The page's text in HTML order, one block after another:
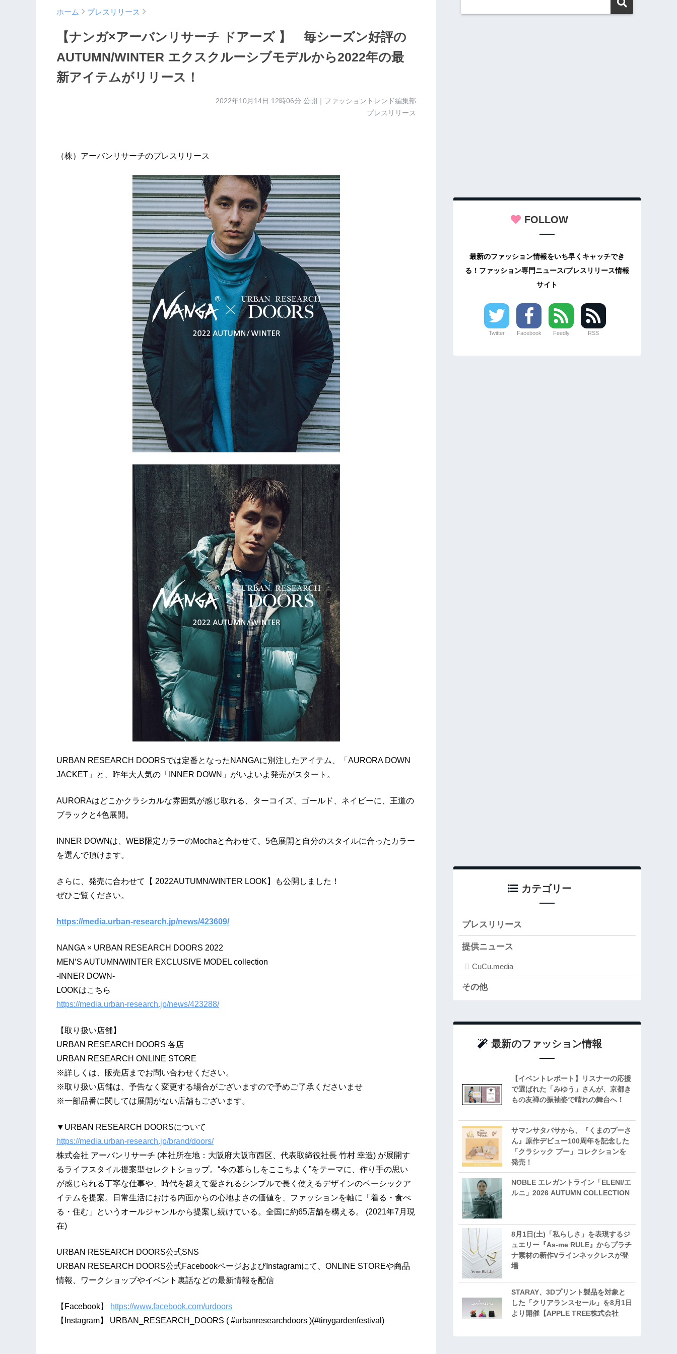
ホーム プレスリリース
【ナンガ×アーバンリサーチ ドアーズ 】 毎シーズン好評の
AUTUMN/WINTER エクスクルーシブモデルから2022年の最
新アイテムがリリース！
2022年10月14日 12時06分 公開｜ファッショントレンド編集部
プレスリリース
（株）アーバンリサーチのプレスリリース
URBAN RESEARCH DOORSでは定番となったNANGAに別注したアイテム、「AURORA DOWN
JACKET」と、昨年大人気の「INNER DOWN」がいよいよ発売がスタート。
AURORAはどこかクラシカルな雰囲気が感じ取れる、ターコイズ、ゴールド、ネイビーに、王道の
ブラックと4色展開。
INNER DOWNは、WEB限定カラーのMochaと合わせて、5色展開と自分のスタイルに合ったカラー
を選んで頂けます。
さらに、発売に合わせて【 2022AUTUMN/WINTER LOOK】も公開しました！
ぜひご覧ください。
https://media.urban-research.jp/news/423609/
NANGA × URBAN RESEARCH DOORS 2022
MEN’S AUTUMN/WINTER EXCLUSIVE MODEL collection
‐INNER DOWN‐
LOOKはこちら
https://media.urban-research.jp/news/423288/
【取り扱い店舗】
URBAN RESEARCH DOORS 各店
URBAN RESEARCH ONLINE STORE
※詳しくは、販売店までお問い合わせください。
※取り扱い店舗は、予告なく変更する場合がございますので予めご了承くださいませ
※一部品番に関しては展開がない店舗もございます。
▼URBAN RESEARCH DOORSについて
https://media.urban-research.jp/brand/doors/
株式会社 アーバンリサーチ (本社所在地：大阪府大阪市西区、代表取締役社長 竹村 幸造) が展開す
るライフスタイル提案型セレクトショップ。“今の暮らしをここちよく”をテーマに、作り手の思い
が感じられる丁寧な仕事や、時代を超えて愛されるシンプルで長く使えるデザインのベーシックア
イテムを提案。日常生活における内面からの心地よさの価値を、ファッションを軸に「着る・食べ
る・住む」というオールジャンルから提案し続けている。全国に約65店舗を構える。 (2021年7月現
在)
URBAN RESEARCH DOORS公式SNS
URBAN RESEARCH DOORS公式FacebookページおよびInstagramにて、ONLINE STOREや商品
情報、ワークショップやイベント裏話などの最新情報を配信
【Facebook】
https://www.facebook.com/urdoors
【Instagram】 URBAN_RESEARCH_DOORS ( #urbanresearchdoors )(#tinygardenfestival)
FOLLOW
最新のファッション情報をいち早くキャッチでき
る！ファッション専門ニュース/プレスリリース情報
サイト
Twitter Facebook Feedly RSS
カテゴリー
プレスリリース
提供ニュース
CuCu.media
その他
最新のファッション情報
【イベントレポート】リスナーの応援
で選ばれた「みゆう」さんが、京都き
もの友禅の振袖姿で晴れの舞台へ！
サマンサタバサから、『くまのプーさ
ん』原作デビュー100周年を記念した
「クラシック プー」コレクションを
発売！
NOBLE エレガントライン「ELENI/エ
ルニ」2026 AUTUMN COLLECTION
8月1日(土)「私らしさ」を表現するジ
ュエリー『As-me RULE』からプラチ
ナ素材の新作Vラインネックレスが登
場
STARAY、3Dプリント製品を対象と
した「クリアランスセール」を8月1日
より開催【APPLE TREE株式会社